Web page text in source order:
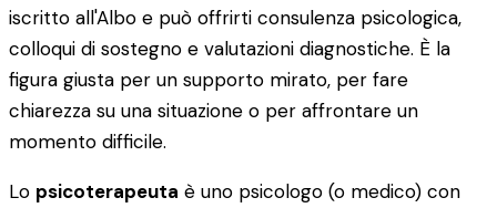
iscritto all'Albo e può offrirti consulenza psicologica,
colloqui di sostegno e valutazioni diagnostiche. È la
figura giusta per un supporto mirato, per fare
chiarezza su una situazione o per affrontare un
momento difficile.
Lo psicoterapeuta è uno psicologo (o medico) con